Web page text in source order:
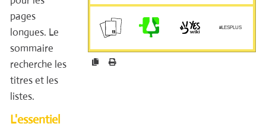
#LESPLUS
cloud.guillaumeleguen.xyz/yo
urls/e
pages
longues. Le
sommaire
recherche les
titres et les
listes.
L'essentiel